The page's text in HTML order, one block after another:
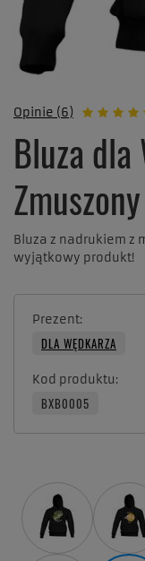
Opinie (6)
Bluza dla
Bluza z nadrukiem z
wyjątkowy produkt!
Prezent
DLA WĘDKARZA
Kod produktu
BXB0005